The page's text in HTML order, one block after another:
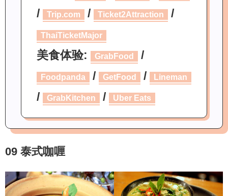
/ Trip.com / Ticket2Attraction /
ThaiTicketMajor
美食体验: GrabFood /
Foodpanda / GetFood / Lineman
/ GrabKitchen / Uber Eats
09 泰式咖喱